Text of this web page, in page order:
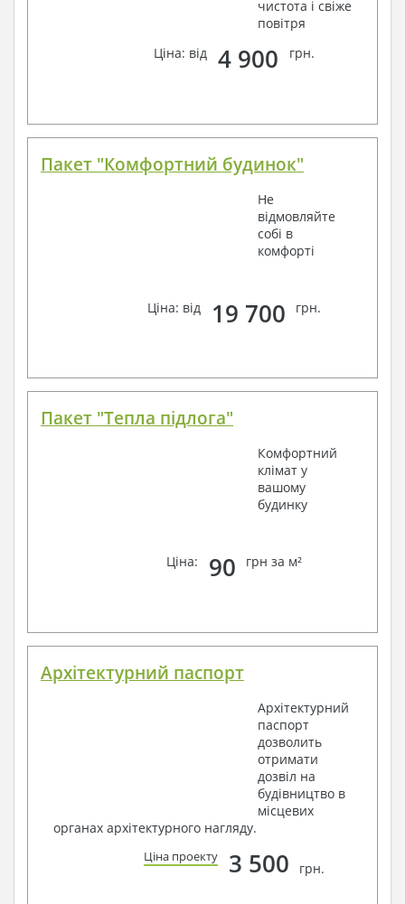
чистота і свіже
повітря
Ціна: від
4 900 грн.
Пакет "Комфортний будинок"
Не
відмовляйте
собі в
комфорті
Ціна: від 19 700 грн.
Пакет "Тепла підлога"
Комфортний
клімат у
вашому
будинку
Ціна: 90 грн за м²
Архітектурний паспорт
Архітектурний
паспорт
дозволить
отримати
дозвіл на
будівництво в
місцевих
органах архітектурного нагляду.
Ціна проекту 3 500 грн.